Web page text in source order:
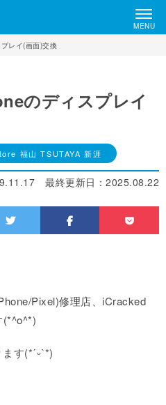
MENU
レイ(画面)交換
のディスプレイ
福山 TSUTAYA 新涯
最終更新日： 2025.08.22
Pixel)修理店、iCracked
(*^o^*)
す(*ˊᵕˋ*)